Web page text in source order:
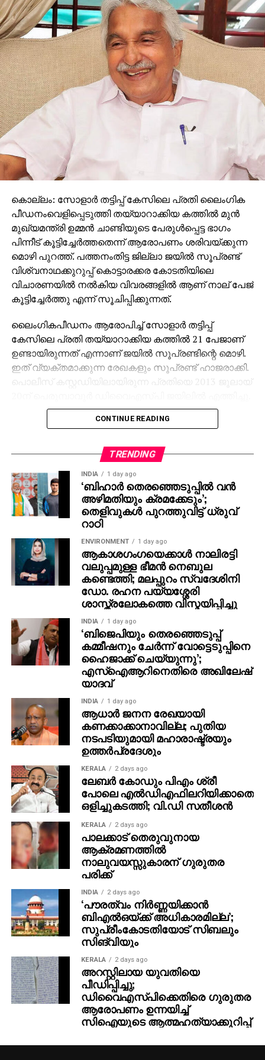
കൊല്ലം: സോളാര്‍ തട്ടിപ്പ് കേസിലെ പ്രതി ലൈംഗിക
പീഡനംവെളിപ്പെടുത്തി തയ്യാറാക്കിയ കത്തില്‍ മുന്‍
മുഖ്യമന്ത്രി ഉമ്മന്‍ ചാണ്ടിയുടെ പേരുള്‍പ്പെട്ട ഭാഗം
പിന്നീട് കൂട്ടിച്ചേര്‍ത്തതെന്ന് ആരോപണം ശരിവയ്ക്കുന്ന
മൊഴി പുറത്ത്. പത്തനംതിട്ട ജില്ലാ ജയില്‍ സൂപ്രണ്ട്
വിശ്വനാഥക്കുറുപ്പ് കൊട്ടാരക്കര കോടതിയിലെ
വിചാരണയില്‍ നല്‍കിയ വിവരങ്ങളില്‍ ആണ് നാല് പേജ്
കൂട്ടിച്ചേര്‍ത്തു എന്ന് സൂചിപ്പിക്കുന്നത്.
ലൈംഗികപീഡനം ആരോപിച്ച് സോളാര്‍ തട്ടിപ്പ്
കേസിലെ പ്രതി തയ്യാറാക്കിയ കത്തില്‍ 21 പേജാണ്
ഉണ്ടായിരുന്നത് എന്നാണ് ജയില്‍ സൂപ്രണ്ടിന്റെ മൊഴി.
ഇത് വ്യക്തമാക്കുന്ന രേഖകളും സൂപ്രണ്ട് ഹാജരാക്കി.
പൊലീസ് കസ്റ്റഡിയിലായിരുന്ന പ്രതിയെ 2013 ജൂലായ്
തുടര്‍ന്ന് നടത്തിയ ദേഹ പരിശോധനയില്‍ 21 പേജുള്ള
കത്ത് കണ്ടെത്തി. അഭിഭാഷകന് നല്‍കാനുള്ളത് എന്ന്
24ന് കാണാനെത്തിയ അഭിഭാഷകന്‍ ഫെനി
ബാലകൃഷ്ണന്‍ എത്തി കത്ത് കൈപ്പറ്റി. ഇക്കാര്യം
സൂചിപ്പിക്കുന്ന കൈപ്പറ്റുരസീതും സൂപ്രണ്ട്
കോടതിയില്‍ ഹാജരാക്കി. മുന്‍ മുഖ്യമന്ത്രി
ഉമ്മന്‍ചാണ്ടിയെ അപകീര്‍ത്തിപ്പെടുത്താന്‍ നാലുപേജ്
എഴുതിച്ചേര്‍ത്തെന്ന ആരോപണം ശരിവെക്കുന്നതാണ്
മൊഴി.
അതേസമയം, സോളാര്‍ കമ്മിഷനു മുന്‍പില്‍ പ്രതി
നല്‍കിയത് 25 പേജുള്ള കത്തായിരുന്നു.
അധികമായുള്ള നാലുപേജ് പിന്നീട് ഗൂഢാലോചന
നടത്തി എഴുതിച്ചേര്‍ത്തതാണെന്നാരോപിച്ചാണ്
അഭിഭാഷകന്‍ സുധീര്‍ ജേക്കബ് കൊട്ടാരക്കര
കോടതിയില്‍ ഹര്‍ജി നല്‍കിയത്. കേസില്‍ മുഖ്യമന്ത്രി
ആയിരുന്ന ഉമ്മന്‍ ചാണ്ടിയെ ഉള്‍പ്പെടുത്താന്‍
പ്രതിയുള്‍പ്പെടെ ഗൂഢാലോചന നടത്തിയെന്ന
നിലയിലേക്കാണ് കാര്യങ്ങള്‍ വ്യക്തമാകുന്നത്.
CONTINUE READING
TRENDING
INDIA 1 day ago
‘ബിഹാർ തെരഞ്ഞെടുപ്പിൽ വൻ
അഴിമതിയും ക്രമക്കേടും’;
തെളിവുകൾ പുറത്തുവിട്ട് ധ്രുവ്
റാഠി
ENVIRONMENT 1 day ago
ആകാശഗംഗയെക്കാള്‍ നാലിരട്ടി
വലുപ്പമുള്ള ഭീമന്‍ നെബുല
കണ്ടെത്തി; മലപ്പുറം സ്വദേശിനി
ഡോ. രഹന പയ്യശ്ശേരി
ശാസ്ത്രലോകത്തെ വിസ്മയിപ്പിച്ചു
INDIA 1 day ago
‘ബിജെപിയും തെരഞ്ഞെടുപ്പ്
കമ്മീഷനും ചേർന്ന് വോട്ടെടുപ്പിനെ
ഹൈജാക്ക് ചെയ്യുന്നു’;
എസ്ഐആറിനെതിരെ അഖിലേഷ്
യാദവ്
INDIA 1 day ago
ആധാർ ജനന രേഖയായി
കണക്കാക്കാനാവില്ല; പുതിയ
നടപടിയുമായി മഹാരാഷ്ട്രയും
ഉത്തർപ്രദേശും
KERALA 2 days ago
ലേബര്‍ കോഡും പിഎം ശ്രീ
പോലെ എല്‍ഡിഎഫിലറിയിക്കാതെ
ഒളിച്ചുകടത്തി; വി.ഡി സതീശന്‍
KERALA 2 days ago
പാലക്കാട് തെരുവുനായ
ആക്രമണത്തില്‍
നാലുവയസ്സുകാരന് ഗുരുതര
പരിക്ക്
INDIA 2 days ago
‘പൗരത്വം നിര്‍ണ്ണയിക്കാന്‍
ബിഎല്‍ഒയ്ക്ക് അധികാരമില്ല’;
സുപ്രീംകോടതിയോട് സിബലും
സിങ്‌വിയും
KERALA 2 days ago
അറസ്റ്റിലായ യുവതിയെ
പീഡിപ്പിച്ചു;
ഡിവൈഎസ്പിക്കെതിരെ ഗുരുതര
ആരോപണം ഉന്നയിച്ച്
സിഐയുടെ ആത്മഹത്യാക്കുറിപ്പ്